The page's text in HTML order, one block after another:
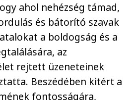
ahol nehézség támad,
és bátorító szavak
a boldogság és a
az
rejtett üzeneteinek
Beszédében kitért a
fontosságára,